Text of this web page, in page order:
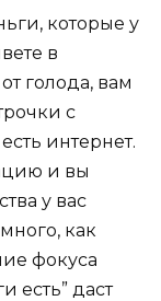
которые у
в
голода, вам
с
интернет.
и вы
у вас
как
фокуса
есть” даст